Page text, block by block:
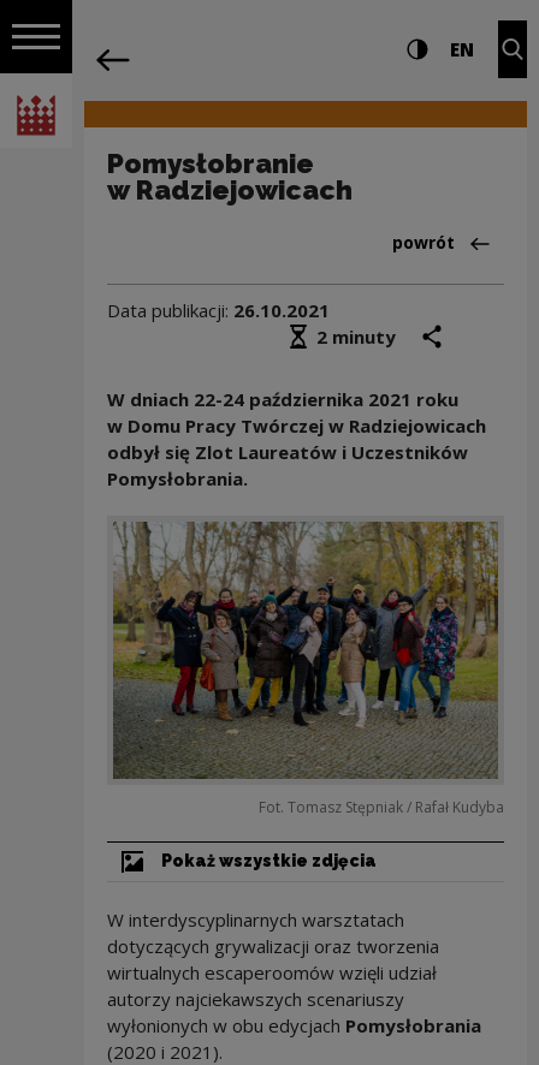
Włącz nawigację
Narodowe Centrum Kultury
Nawigacja Ustawienia i Wysoki
EN
Pomysłobranie
w Radziejowicach
Powrót
powrót
Data publikacji: 26.10.2021
Średni czas czytania
2 minuty
W dniach 22-24 października 2021 roku
w Domu Pracy Twórczej w Radziejowicach
odbył się Zlot Laureatów i Uczestników
Pomysłobrania.
Fot. Tomasz Stępniak / Rafał Kudyba
Pokaż wszystkie zdjęcia
W interdyscyplinarnych warsztatach
dotyczących grywalizacji oraz tworzenia
wirtualnych escaperoomów wzięli udział
autorzy najciekawszych scenariuszy
wyłonionych w obu edycjach Pomysłobrania
(2020 i 2021).